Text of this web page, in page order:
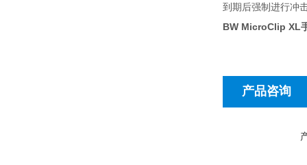
到期后强制进行冲
BW MicroClip XL
产品咨询